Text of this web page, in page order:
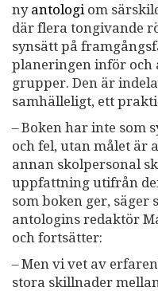
ny antologi om
där flera tongivande
synsätt på
planeringen inför och
grupper. Den är
samhälleligt, ett
– Boken har inte som
och fel, utan målet är
annan skolpersonal
uppfattning utifrån
som boken ger, säger
antologins redaktör
och fortsätter:
– Men vi vet av
stora skillnader